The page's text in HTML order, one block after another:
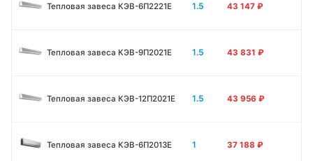
Тепловая завеса КЭВ-6П2221E 1.5 43 147 ₽
Тепловая завеса КЭВ-9П2021E 1.5 43 831 ₽
Тепловая завеса КЭВ-12П2021E 1.5 43 956 ₽
Тепловая завеса КЭВ-6П2013E 1 37 188 ₽